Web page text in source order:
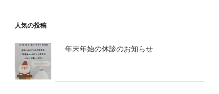
人気の投稿
年末年始の休診のお知らせ